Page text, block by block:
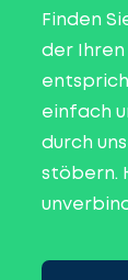
Finden
der Ihren
einfach
durch
stöbern.